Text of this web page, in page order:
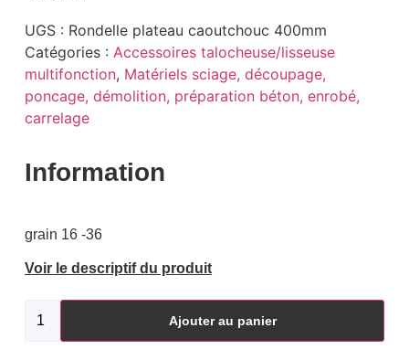
UGS : Rondelle plateau caoutchouc 400mm
Catégories : Accessoires talocheuse/lisseuse
multifonction, Matériels sciage, découpage,
poncage, démolition, préparation béton, enrobé,
carrelage
Information
grain 16 -36
Voir le descriptif du produit
Ajouter au panier